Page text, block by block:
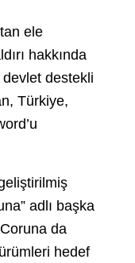
ele
hakkında
devlet destekli
Türkiye,
adlı başka
da
hedef